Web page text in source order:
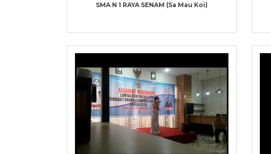
SMA N 1 RAYA SENAM (Sa Mau Koi)